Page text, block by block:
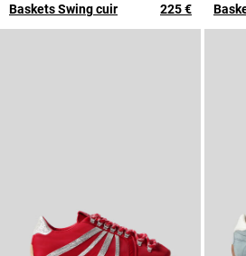
Baskets Swing cuir 225 €